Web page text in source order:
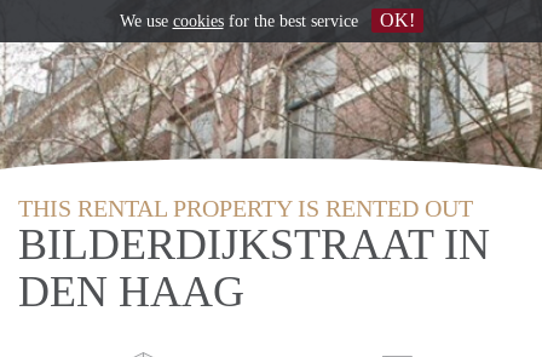
THIS RENTAL PROPERTY IS RENTED OUT
BILDERDIJKSTRAAT IN
DEN HAAG
We use cookiesfor the best service OK!